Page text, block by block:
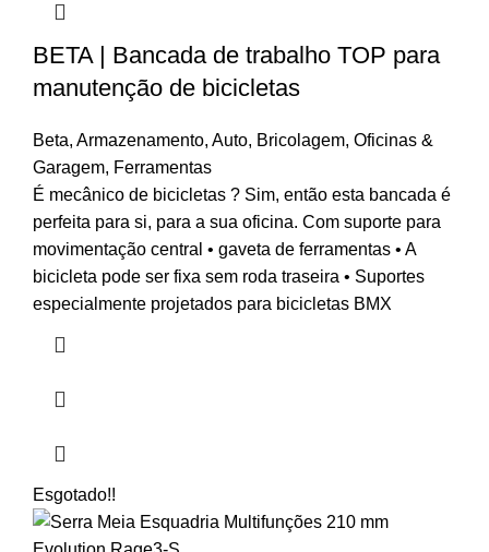
BETA | Bancada de trabalho TOP para
manutenção de bicicletas
Beta, Armazenamento, Auto, Bricolagem, Oficinas &
Garagem, Ferramentas
É mecânico de bicicletas ? Sim, então esta bancada é
perfeita para si, para a sua oficina. Com suporte para
movimentação central • gaveta de ferramentas • A
bicicleta pode ser fixa sem roda traseira • Suportes
especialmente projetados para bicicletas BMX
Esgotado!!